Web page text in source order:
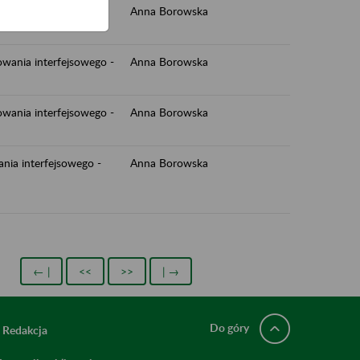
Anna Borowska
interfejsowego -
Anna Borowska
interfejsowego -
Anna Borowska
interfejsowego -
Anna Borowska
← | << >> | →
Redakcja Do góry